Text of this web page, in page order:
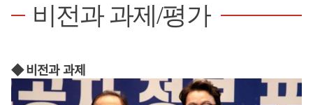
비전과 과제/평가
◆ 비전과 과제